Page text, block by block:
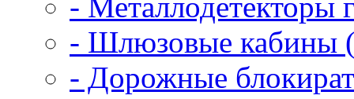
- Шлюзовые кабины
- Дорожные